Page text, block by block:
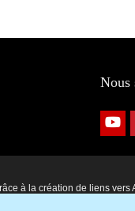
Nous
à la création de liens vers